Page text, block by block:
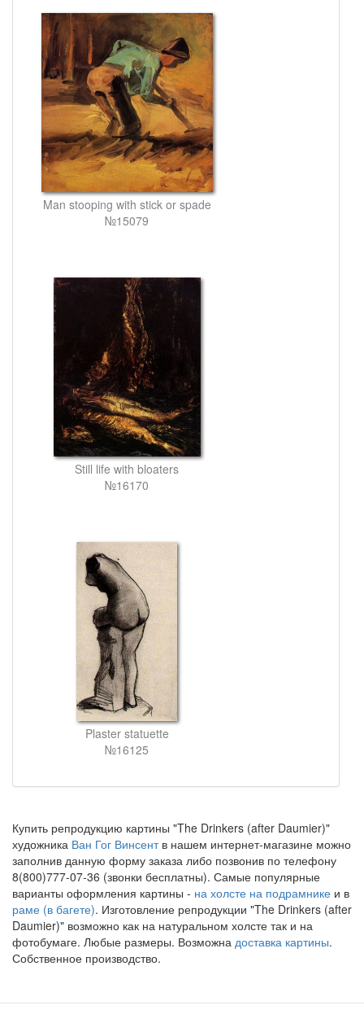
Man stooping with stick or spade
№15079
Still life with bloaters
№16170
Plaster statuette
№16125
Купить репродукцию картины "The Drinkers (after Daumier)"
художника Ван Гог Винсентв нашем интернет-магазине можно
заполнив данную форму заказа либо позвонив по телефону
8(800)777-07-36 (звонки бесплатны). Самые популярные
варианты оформления картины - на холсте на подрамнике и в
раме (в багете). Изготовление репродукции "The Drinkers (after
Daumier)" возможно как на натуральном холсте так и на
фотобумаге. Любые размеры. Возможна доставка картины.
Собственное производство.